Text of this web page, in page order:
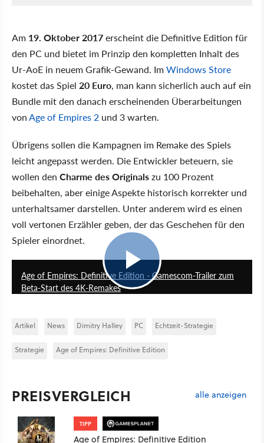
Am 19. Oktober 2017erscheint die Definitive Edition für
den PC und bietet im Prinzip den kompletten Inhalt des
Ur-AoE in neuem Grafik-Gewand. ImWindows Store
kostet das Spiel 20 Euro, man kann sicherlich auch auf ein
Bundle mit den danach erscheinenden Überarbeitungen
vonAge of Empires 2 und 3 warten.
Übrigens sollen die Kampagnen im Remake des Spiels
leicht angepasst werden. Die Entwickler beteuern, sie
wollen den Charme des Originalszu 100 Prozent
beibehalten, aber einige Aspekte historisch korrekter und
unterhaltsamer darstellen. Unter anderem wird es einen
voll vertonen Erzähler geben, der das Geschehen für den
Spieler einordnet.
Age of Empires: Definitive Edition - Gamescom-Trailer zum
Beta-Start des 4K-Remakes
Artikel News Dimitry Halley PC Echtzeit-Strategie
Strategie Age of Empires: Definitive Edition
PREISVERGLEICH alle anzeigen
TIPP
Age of Empires: Definitive Edition